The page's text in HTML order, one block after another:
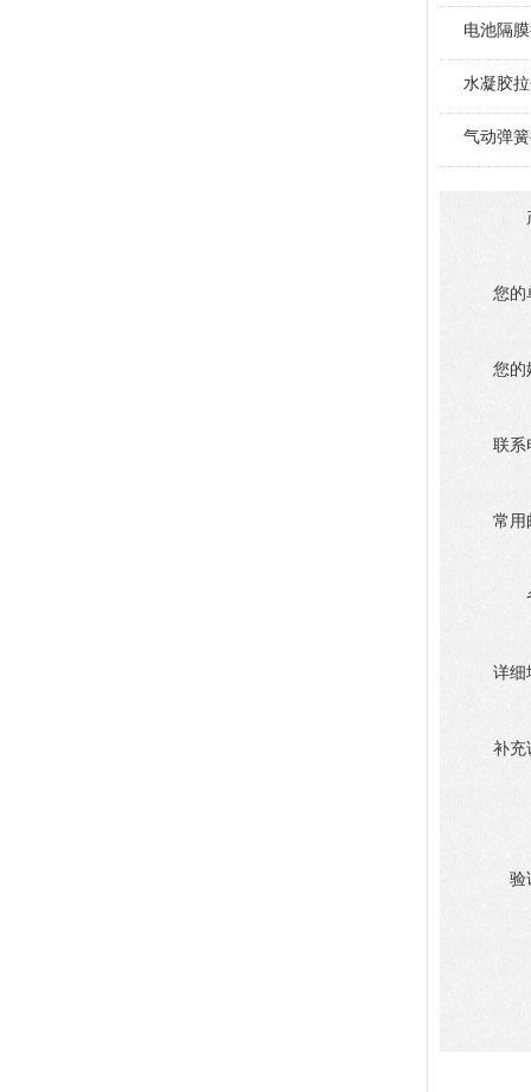
电池隔
水凝胶
气动弹
您的
您的
联系
常用
详细
补充
验